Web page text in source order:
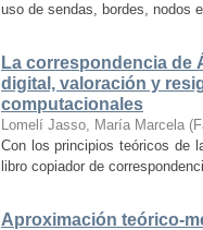
uso de sendas, bordes, nodos
La correspondencia de
digital, valoración y
computacionales
Lomelí Jasso, María Marcela (
Con los principios teóricos de
libro copiador de
Aproximación teórico-